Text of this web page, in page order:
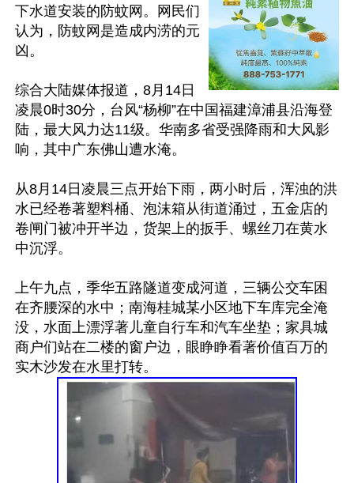
下水道安装的防蚊网。网民们
认为，防蚊网是造成内涝的元
凶。
综合大陆媒体报道，8月14日
凌晨0时30分，台风“杨柳”在中国福建漳浦县沿海登
陆，最大风力达11级。华南多省受强降雨和大风影
响，其中广东佛山遭水淹。
从8月14日凌晨三点开始下雨，两小时后，浑浊的洪
水已经卷著塑料桶、泡沫箱从街道涌过，五金店的
卷闸门被冲开半边，货架上的扳手、螺丝刀在黄水
中沉浮。
上午九点，季华五路隧道变成河道，三辆公交车困
在齐腰深的水中；南海桂城某小区地下车库完全淹
没，水面上漂浮著儿童自行车和汽车坐垫；家具城
商户们站在二楼的窗户边，眼睁睁看著价值百万的